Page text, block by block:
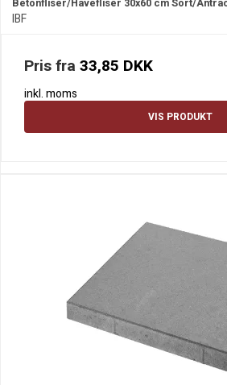
Betonfliser/Havefliser 30x60 cm Sort/
IBF
Pris fra 33,85 DKK
inkl. moms
VIS PRODUKT